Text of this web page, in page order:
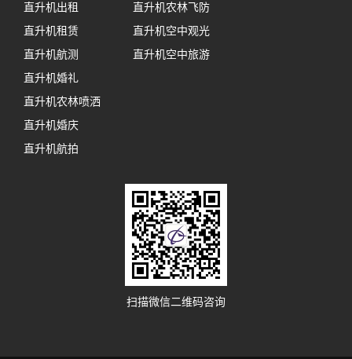
直升机出租
直升机租赁
直升机航测
直升机婚礼
直升机农林喷洒
直升机婚庆
直升机航拍
直升机农林飞防
直升机空中观光
直升机空中旅游
扫描微信二维码咨询